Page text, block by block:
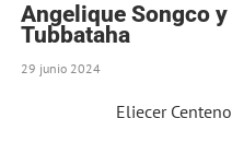
Angelique Songco
Tubbataha
29 junio 2024
Eliecer